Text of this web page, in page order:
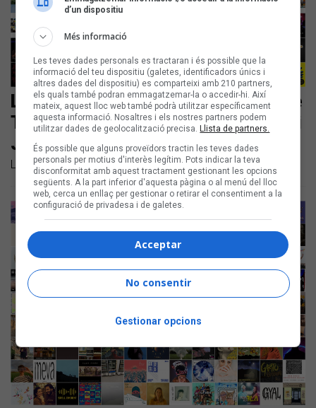
Les noves cançons en català són de
Triquell amb Maria Jaume, Mushka i
Júlia Colom
Llistem les novetats discogràfiques d'aquest mes
d’un dispositiu
Més informació
Les teves dades personals es tractaran i és possible que la
informació del teu dispositiu (galetes, identificadors únics i
altres dades del dispositiu) es comparteixi amb 210 partners,
els quals també podran emmagatzemar-la o accedir-hi. Així
mateix, aquest lloc web també podrà utilitzar específicament
aquesta informació. Nosaltres i els nostres partners podem
utilitzar dades de geolocalització precisa.Llista de partners.
És possible que alguns proveïdors tractin les teves dades
personals per motius d'interès legítim. Pots indicar la teva
disconformitat amb aquest tractament gestionant les opcions
següents. A la part inferior d'aquesta pàgina o al menú del lloc
web, cerca un enllaç per gestionar o retirar el consentiment a la
configuració de privadesa i de galetes.
Acceptar
No consentir
Gestionar opcions